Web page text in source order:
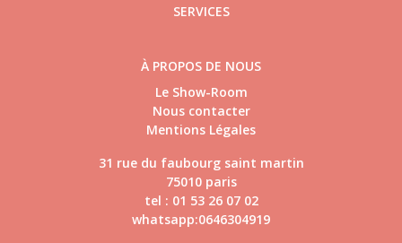
SERVICES
À PROPOS DE NOUS
Le Show-Room
Nous contacter
Mentions Légales
31 rue du faubourg saint martin
75010 paris
tel : 01 53 26 07 02
whatsapp:0646304919